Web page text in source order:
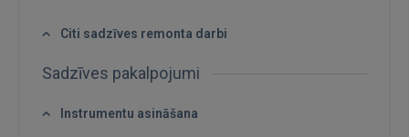
Citi sadzīves remonta darbi
Sadzīves pakalpojumi
Instrumentu asināšana